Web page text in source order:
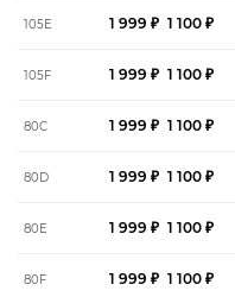
105E 1 999 ₽ 1 100 ₽
105F 1 999 ₽ 1 100 ₽
80C 1 999 ₽ 1 100 ₽
80D 1 999 ₽ 1 100 ₽
80E 1 999 ₽ 1 100 ₽
80F 1 999 ₽ 1 100 ₽